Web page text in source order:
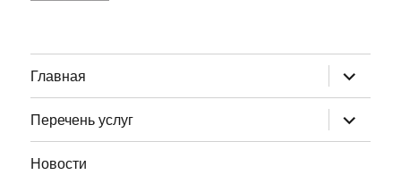
Главная раскрыть
дочернее
меню
Перечень услуг
раскрыть
дочернее
меню
Новости